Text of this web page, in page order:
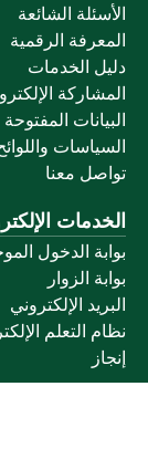
الأسئلة الشائعة
المعرفة الرقمية
دليل الخدمات
المشاركة
البيانات المفتوحة
السياسات
تواصل معنا
الخدمات
بوابة الدخول
بوابة الزوار
البريد الإلكتروني
نظام التعلم
إنجاز